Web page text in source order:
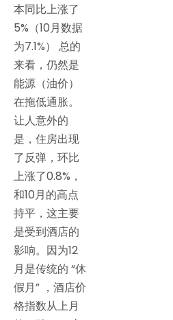
本同比上涨了
5%（10月数据
为7.1%） 总的
来看，仍然是
能源（油价）
在拖低通胀。
让人意外的
是，住房出现
了反弹，环比
上涨了0.8%，
和10月的高点
持平，这主要
是受到酒店的
影响。因为12
月是传统的 “休
假月” ，酒店价
格指数从上月